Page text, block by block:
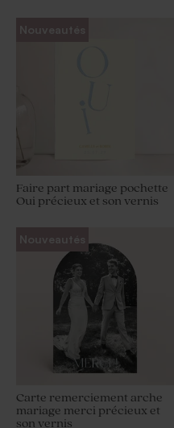
Nouveautés
Faire part mariage pochette
Oui précieux et son vernis
Nouveautés
Carte remerciement arche
mariage merci précieux et
son vernis